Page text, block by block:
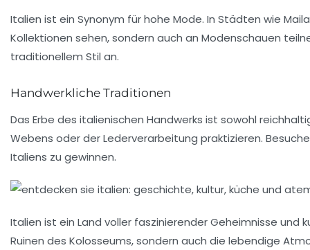
Italien ist ein Synonym fürhohe Mode. In Städten wie
Kollektionen sehen, sondern auch an Modenschauen
traditionellem Stil an.
Handwerkliche Traditionen
Das Erbe des italienischen Handwerks ist sowohl
Webens oder der Lederverarbeitung praktizieren.
Italiens zu gewinnen.
Italien ist ein Land voller faszinierender Geheimnisse
Ruinen des Kolosseums, sondern auch die lebendige